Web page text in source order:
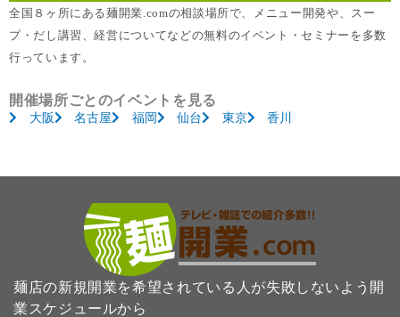
全国８ヶ所にある麺開業.comの相談場所で、メニュー開発や、スー
プ・だし講習、経営についてなどの無料のイベント・セミナーを多数
行っています。
開催場所ごとのイベントを見る
大阪 名古屋 福岡 仙台 東京 香川
麺店の新規開業を希望されている人が失敗しないよう開
業スケジュールから